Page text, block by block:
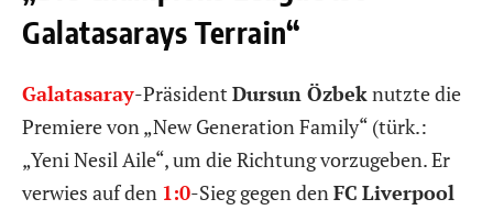
Galatasarays Terrain“
Galatasaray-Präsident Dursun Özbek nutzte die
Premiere von „New Generation Family“ (türk.:
„Yeni Nesil Aile“, um die Richtung vorzugeben. Er
verwies auf den 1:0-Sieg gegen den FC Liverpool